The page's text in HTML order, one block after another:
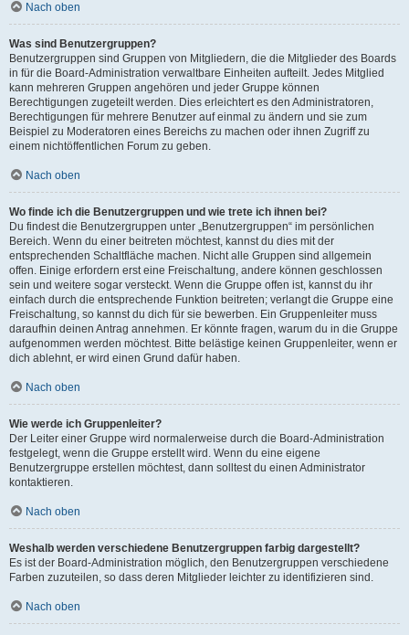
Nach oben
Was sind Benutzergruppen?
Benutzergruppen sind Gruppen von Mitgliedern, die die Mitglieder des Boards
in für die Board-Administration verwaltbare Einheiten aufteilt. Jedes Mitglied
kann mehreren Gruppen angehören und jeder Gruppe können
Berechtigungen zugeteilt werden. Dies erleichtert es den Administratoren,
Berechtigungen für mehrere Benutzer auf einmal zu ändern und sie zum
Beispiel zu Moderatoren eines Bereichs zu machen oder ihnen Zugriff zu
einem nichtöffentlichen Forum zu geben.
Nach oben
Wo finde ich die Benutzergruppen und wie trete ich ihnen bei?
Du findest die Benutzergruppen unter „Benutzergruppen“ im persönlichen
Bereich. Wenn du einer beitreten möchtest, kannst du dies mit der
entsprechenden Schaltfläche machen. Nicht alle Gruppen sind allgemein
offen. Einige erfordern erst eine Freischaltung, andere können geschlossen
sein und weitere sogar versteckt. Wenn die Gruppe offen ist, kannst du ihr
einfach durch die entsprechende Funktion beitreten; verlangt die Gruppe eine
Freischaltung, so kannst du dich für sie bewerben. Ein Gruppenleiter muss
daraufhin deinen Antrag annehmen. Er könnte fragen, warum du in die Gruppe
aufgenommen werden möchtest. Bitte belästige keinen Gruppenleiter, wenn er
dich ablehnt, er wird einen Grund dafür haben.
Nach oben
Wie werde ich Gruppenleiter?
Der Leiter einer Gruppe wird normalerweise durch die Board-Administration
festgelegt, wenn die Gruppe erstellt wird. Wenn du eine eigene
Benutzergruppe erstellen möchtest, dann solltest du einen Administrator
kontaktieren.
Nach oben
Weshalb werden verschiedene Benutzergruppen farbig dargestellt?
Es ist der Board-Administration möglich, den Benutzergruppen verschiedene
Farben zuzuteilen, so dass deren Mitglieder leichter zu identifizieren sind.
Nach oben